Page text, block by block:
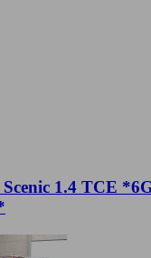
1.4 TCE